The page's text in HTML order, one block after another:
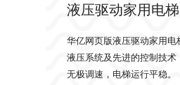
液压驱动家用电梯
华亿网页版液压驱动家用
液压系统及先进的控制技
无极调速，电梯运行平稳。